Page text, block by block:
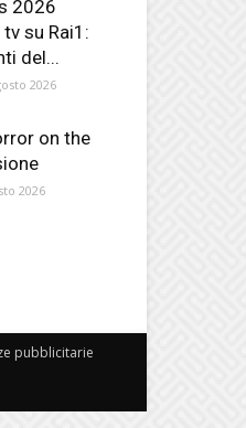
2026
su Rai1:
del...
2026
on the
2026
pubblicitarie